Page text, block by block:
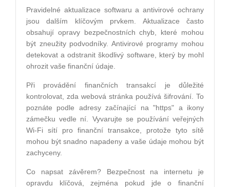
Pravidelné aktualizace softwaru a antivirové ochrany
jsou dalším klíčovým prvkem. Aktualizace často
obsahují opravy bezpečnostních chyb, které mohou
být zneužity podvodníky. Antivirové programy mohou
detekovat a odstranit škodlivý software, který by mohl
ohrozit vaše finanční údaje.
Při provádění finančních transakcí je důležité
kontrolovat, zda webová stránka používá šifrování. To
poznáte podle adresy začínající na "https" a ikony
zámečku vedle ní. Vyvarujte se používání veřejných
Wi-Fi sítí pro finanční transakce, protože tyto sítě
mohou být snadno napadeny a vaše údaje mohou být
zachyceny.
Co napsat závěrem? Bezpečnost na internetu je
opravdu klíčová, zejména pokud jde o finanční